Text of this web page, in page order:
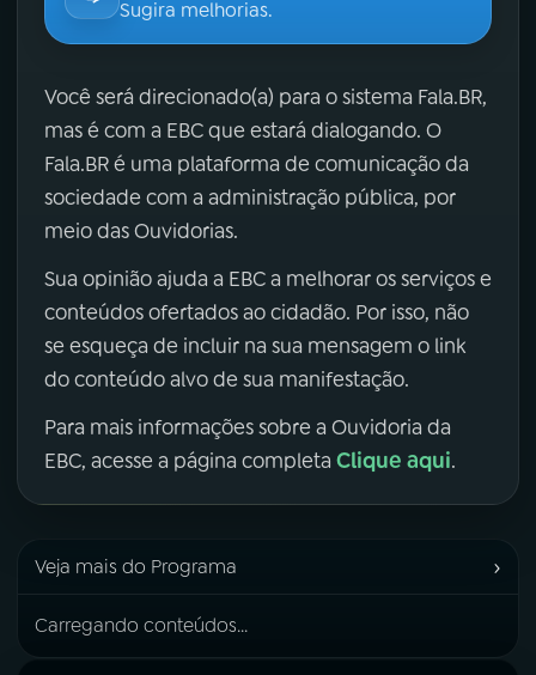
Sugira melhorias.
Você será direcionado(a) para o sistema Fala.BR,
mas é com a EBC que estará dialogando. O
Fala.BR é uma plataforma de comunicação da
sociedade com a administração pública, por
meio das Ouvidorias.
Sua opinião ajuda a EBC a melhorar os serviços e
conteúdos ofertados ao cidadão. Por isso, não
se esqueça de incluir na sua mensagem o link
do conteúdo alvo de sua manifestação.
Para mais informações sobre a Ouvidoria da
EBC, acesse a página completa Clique aqui.
Veja mais do Programa ›
Carregando conteúdos...